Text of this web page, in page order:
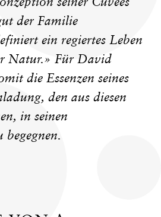
der Familie
ein regiertes Leben
Natur.» Für David
die Essenzen seines
den aus diesen
in seinen
begegnen.